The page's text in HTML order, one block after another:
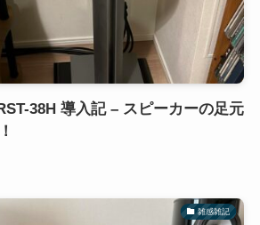
38H 導入記 – スピーカーの足元
雑感雑記